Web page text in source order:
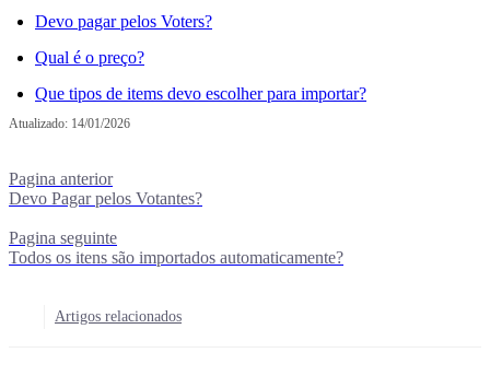
Devo pagar pelos Voters?
Qual é o preço?
Que tipos de items devo escolher para importar?
Atualizado: 14/01/2026
Pagina anterior
Devo Pagar pelos Votantes?
Pagina seguinte
Todos os itens são importados automaticamente?
Artigos relacionados